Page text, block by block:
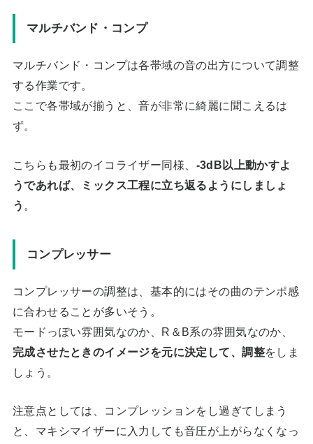
マルチバンド・コンプ
マルチバンド・コンプは各帯域の音の出方について調整
する作業です。
ここで各帯域が揃うと、音が非常に綺麗に聞こえるは
ず。
こちらも最初のイコライザー同様、 -3dB以上動かすよ
うであれば、ミックス工程に立ち返るようにしましょ
う 。
コンプレッサー
コンプレッサーの調整は、基本的にはその曲のテンポ感
に合わせることが多いそう。
モードっぽい雰囲気なのか、R＆B系の雰囲気なのか、
完成させたときのイメージを元に決定して、調整をしま
しょう。
注意点としては、コンプレッションをし過ぎてしまう
と、マキシマイザーに入力しても音圧が上がらなくなっ